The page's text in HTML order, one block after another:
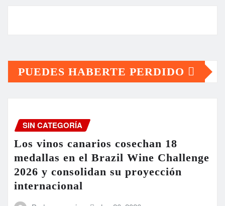
PUEDES HABERTE PERDIDO
SIN CATEGORÍA
Los vinos canarios cosechan 18
medallas en el Brazil Wine Challenge
2026 y consolidan su proyección
internacional